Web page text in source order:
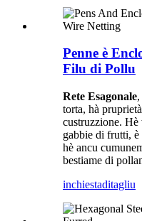
Penne è
Filu di Pollu
Rete Esagonale
torta, hà
custruzzione.
gabbie di frutti,
hè ancu
bestiame di
inchiestaditagliu